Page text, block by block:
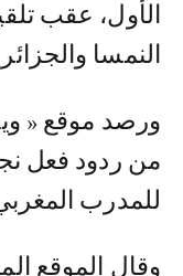
النمسا
ورصد موقع «
من ردود فعل
للمدرب
وقال الموقع